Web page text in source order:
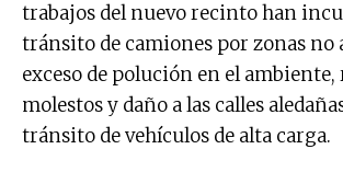
trabajos del nuevo recinto han
tránsito de camiones por zonas no
exceso de polución en el ambiente,
molestos y daño a las calles
tránsito de vehículos de alta carga.